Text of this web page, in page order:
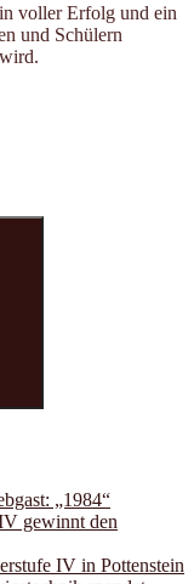
voller Erfolg und ein
und Schülern
„1984“
gewinnt den
IV in Pottenstein